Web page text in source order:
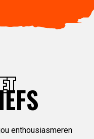
enthousiasmeren